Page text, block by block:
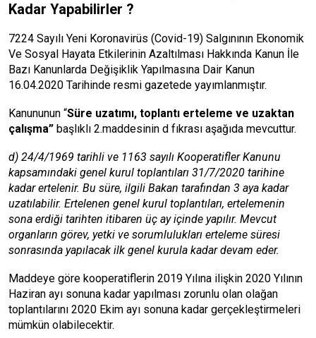
Kadar Yapabilirler ?
7224 Sayılı Yeni Koronavirüs (Covid-19) Salgınının Ekonomik
Ve Sosyal Hayata Etkilerinin Azaltılması Hakkında Kanun İle
Bazı Kanunlarda Değişiklik Yapılmasına Dair Kanun
16.04.2020 Tarihinde resmi gazetede yayımlanmıştır.
Kanununun “Süre uzatımı, toplantı erteleme ve uzaktan
çalışma” başlıklı 2.maddesinin d fıkrası aşağıda mevcuttur.
d) 24/4/1969 tarihli ve 1163 sayılı Kooperatifler Kanunu
kapsamındaki genel kurul toplantıları 31/7/2020 tarihine
kadar ertelenir. Bu süre, ilgili Bakan tarafından 3 aya kadar
uzatılabilir. Ertelenen genel kurul toplantıları, ertelemenin
sona erdiği tarihten itibaren üç ay içinde yapılır. Mevcut
organların görev, yetki ve sorumlulukları erteleme süresi
sonrasında yapılacak ilk genel kurula kadar devam eder.
Maddeye göre kooperatiflerin 2019 Yılına ilişkin 2020 Yılının
Haziran ayı sonuna kadar yapılması zorunlu olan olağan
toplantılarını 2020 Ekim ayı sonuna kadar gerçekleştirmeleri
mümkün olabilecektir.